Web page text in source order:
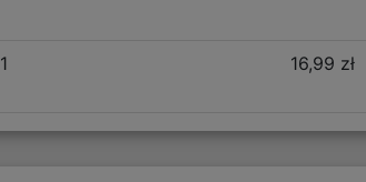
1 16,99 zł